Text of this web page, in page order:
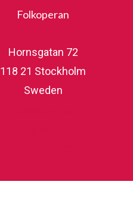
Folkoperan
Hornsgatan 72
118 21 Stockholm
Sweden